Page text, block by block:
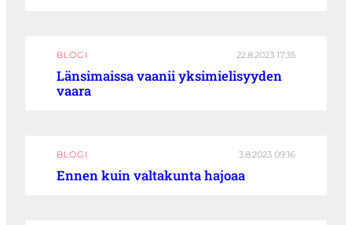
BLOGI 22.8.2023 17:35
Länsimaissa vaanii yksimielisyyden
vaara
BLOGI 3.8.2023 09:16
Ennen kuin valtakunta hajoaa